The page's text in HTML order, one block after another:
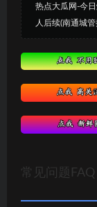
热点大瓜网-今
人后续(南通城
常见问题FAQ